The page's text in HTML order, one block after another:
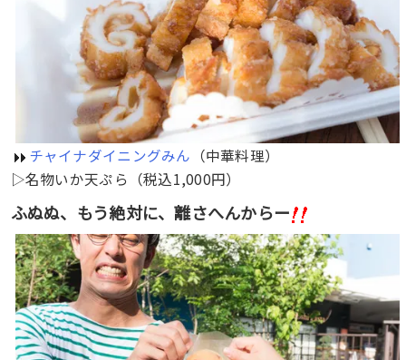
チャイナダイニングみん （中華料理）
▷名物いか天ぷら（税込1,000円）
ふぬぬ、もう絶対に、離さへんからー